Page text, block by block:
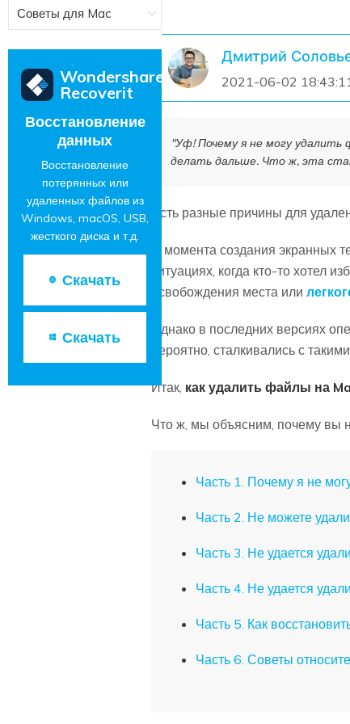
Дмитрий
2021-06-02
"Уф! Почему я не могу удалить
делать дальше. Что ж, эта
Есть разные причины для
С момента создания экранных
ситуациях, когда кто-то хотел
освобождения места или
Однако в последних версиях
вероятно, сталкивались с
Итак, как удалить файлы на
Что ж, мы объясним, почему вы
Часть 1. Почему я не
Часть 2. Не можете
Часть 3. Не удается
Часть 4. Не удается
Часть 5. Как
Часть 6. Советы
Советы для Mac
Wondershare
Recoverit
Восстановление
данных
Восстановление
потерянных или
удаленных файлов из
Windows, macOS, USB,
жесткого диска и т.д.
Скачать
Скачать